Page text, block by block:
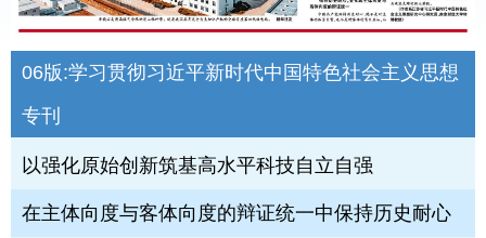
06版:学习贯彻习近平新时代中国特色社会主义思想
专刊
以强化原始创新筑基高水平科技自立自强
在主体向度与客体向度的辩证统一中保持历史耐心